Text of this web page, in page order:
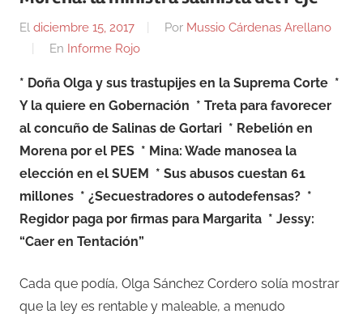
El diciembre 15, 2017 Por Mussio Cárdenas Arellano
En Informe Rojo
* Doña Olga y sus trastupijes en la Suprema Corte *
Y la quiere en Gobernación * Treta para favorecer
al concuño de Salinas de Gortari * Rebelión en
Morena por el PES * Mina: Wade manosea la
elección en el SUEM * Sus abusos cuestan 61
millones * ¿Secuestradores o autodefensas? *
Regidor paga por firmas para Margarita * Jessy:
“Caer en Tentación”
Cada que podía, Olga Sánchez Cordero solía mostrar
que la ley es rentable y maleable, a menudo